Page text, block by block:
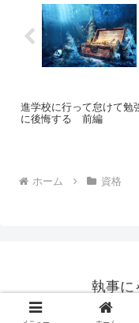
進学校に行って怠けて勉
に後悔する 前編
ホーム 資格
執事に
© 2021